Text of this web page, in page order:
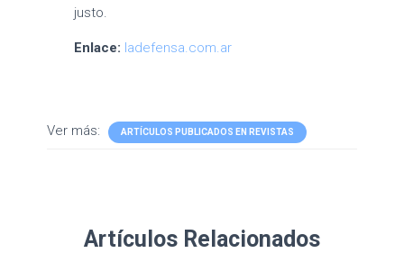
justo.
Enlace: ladefensa.com.ar
Ver más: ARTÍCULOS PUBLICADOS EN REVISTAS
Artículos Relacionados